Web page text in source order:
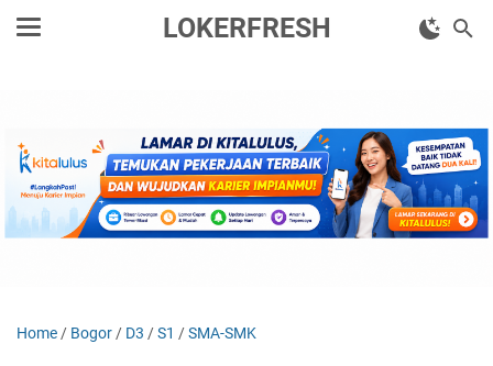
LOKERFRESH
Home / Bogor / D3 /S1 /SMA-SMK